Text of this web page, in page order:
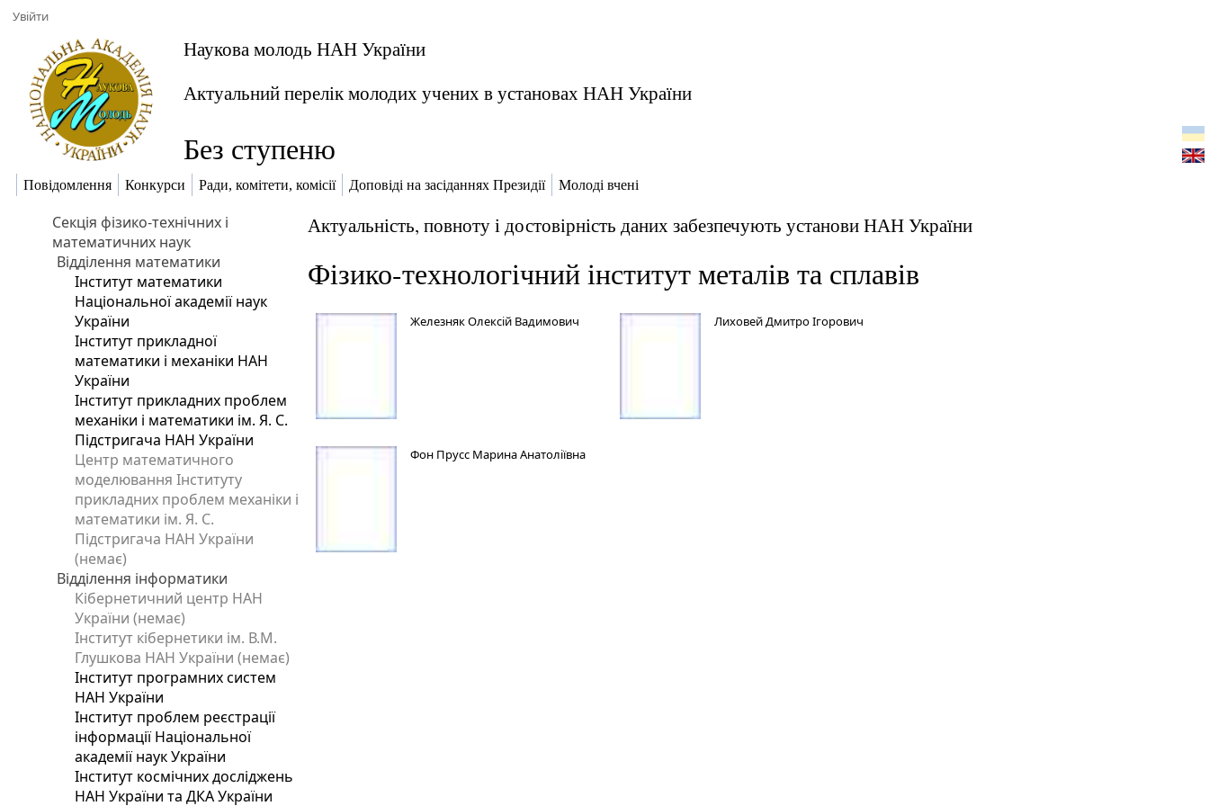
Увійти
Наукова молодь НАН України
Актуальний перелік молодих учених в установах НАН України
Без ступеню
Повідомлення Конкурси Ради, комітети, комісії Доповіді на засіданнях Президії Молоді вчені
Секція фізико-технічних і
математичних наук
Відділення математики
Інститут математики
Національної академії наук
України
Інститут прикладної
математики і механіки НАН
України
Інститут прикладних проблем
механіки і математики ім. Я. С.
Підстригача НАН України
Центр математичного
моделювання Інституту
прикладних проблем механіки і
математики ім. Я. С.
Підстригача НАН України
(немає)
Відділення інформатики
Кібернетичний центр НАН
України (немає)
Інститут кібернетики ім. В.М.
Глушкова НАН України (немає)
Інститут програмних систем
НАН України
Інститут проблем реєстрації
інформації Національної
академії наук України
Інститут космічних досліджень
НАН України та ДКА України
Актуальність, повноту і достовірність даних забезпечують установи НАН України
Фізико-технологічний інститут металів та сплавів
Железняк Олексій Вадимович Лиховей Дмитро Ігорович
Фон Прусс Марина Анатоліївна